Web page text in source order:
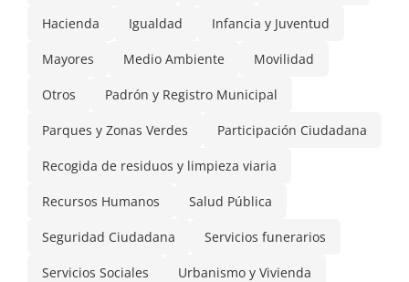
Hacienda Igualdad Infancia y Juventud
Mayores Medio Ambiente Movilidad
Otros Padrón y Registro Municipal
Parques y Zonas Verdes Participación Ciudadana
Recogida de residuos y limpieza viaria
Recursos Humanos Salud Pública
Seguridad Ciudadana Servicios funerarios
Servicios Sociales Urbanismo y Vivienda